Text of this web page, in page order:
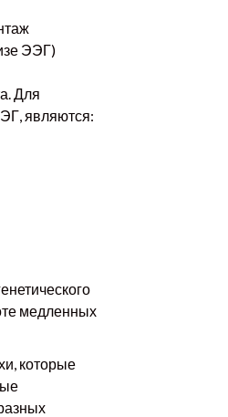
ЭЭГ)
Для
являются:
медленных
которые